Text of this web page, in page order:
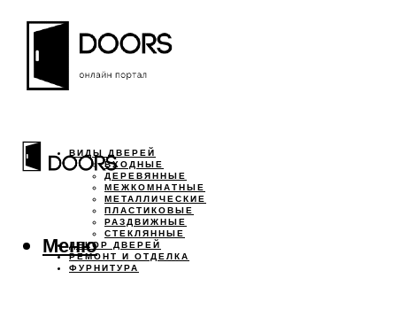
ВИДЫ ДВЕРЕЙ
ВХОДНЫЕ
ДЕРЕВЯННЫЕ
МЕЖКОМНАТНЫЕ
МЕТАЛЛИЧЕСКИЕ
ПЛАСТИКОВЫЕ
РАЗДВИЖНЫЕ
СТЕКЛЯННЫЕ
ДЕКОР ДВЕРЕЙ
РЕМОНТ И ОТДЕЛКА
ФУРНИТУРА
Меню